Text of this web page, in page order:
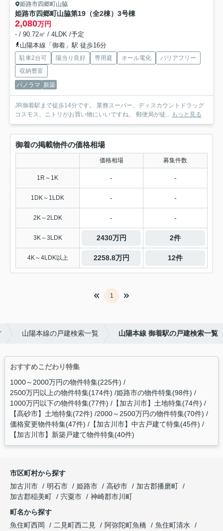
姫路市四郷町山脇
姫路市四郷町山脇第19（全2棟）3号棟
2,080万円
- / 90.72㎡ / 4LDK /予定
山陽本線「御着」駅 徒歩16分
駐車2台可 陽当り良好 専用庭 オール電化
バリアフリー
収納豊富
パノラマ 新築
JR御着駅まで徒歩14分です。 業務スーパー、ディスカウントドラッグ
コスモス、ニトリがお買い物にいいですね。 郵便局が徒... もっと見る
御着の掲載物件の価格相場
価格相場 募集件数
1R～1K - -
1DK～1LDK - -
2K～2LDK - -
3K～3LDK 2430万円 2件
4K～4LDK以上 2258.8万円 12件
1
山陽本線の戸建検索一覧 山陽本線 御着駅の戸建検索一覧
おすすめこだわり特集
1000～2000万円の物件特集(225件)
2500万円以上の物件特集(174件) 姫路市の物件特集(98件)
1000万円以下の物件特集(77件) 【加古川市】土地特集(74件)
【高砂市】土地特集(72件) 2000～2500万円の物件特集(70件)
価格変更物件特集(47件) 【加古川市】中古戸建て特集(45件)
【加古川市】新築戸建て物件特集(40件)
市区町村から探す
加古川市
明石市 姫路市 高砂市
加古郡播磨町
加古郡稲美町
宍粟市
神崎郡市川町
町名から探す
魚住町西岡
二見町西二見 阿弥陀町魚橋
魚住町清水